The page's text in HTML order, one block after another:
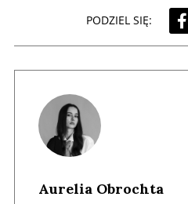
PODZIEL SIĘ:
Aurelia Obrochta